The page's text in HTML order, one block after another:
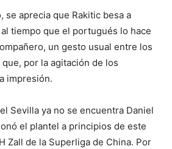
se aprecia que Rakitic besa a
tiempo que el portugués lo hace
un gesto usual entre los
por la agitación de los
impresión.
Sevilla ya no se encuentra Daniel
el plantel a principios de este
Zall de la Superliga de China. Por